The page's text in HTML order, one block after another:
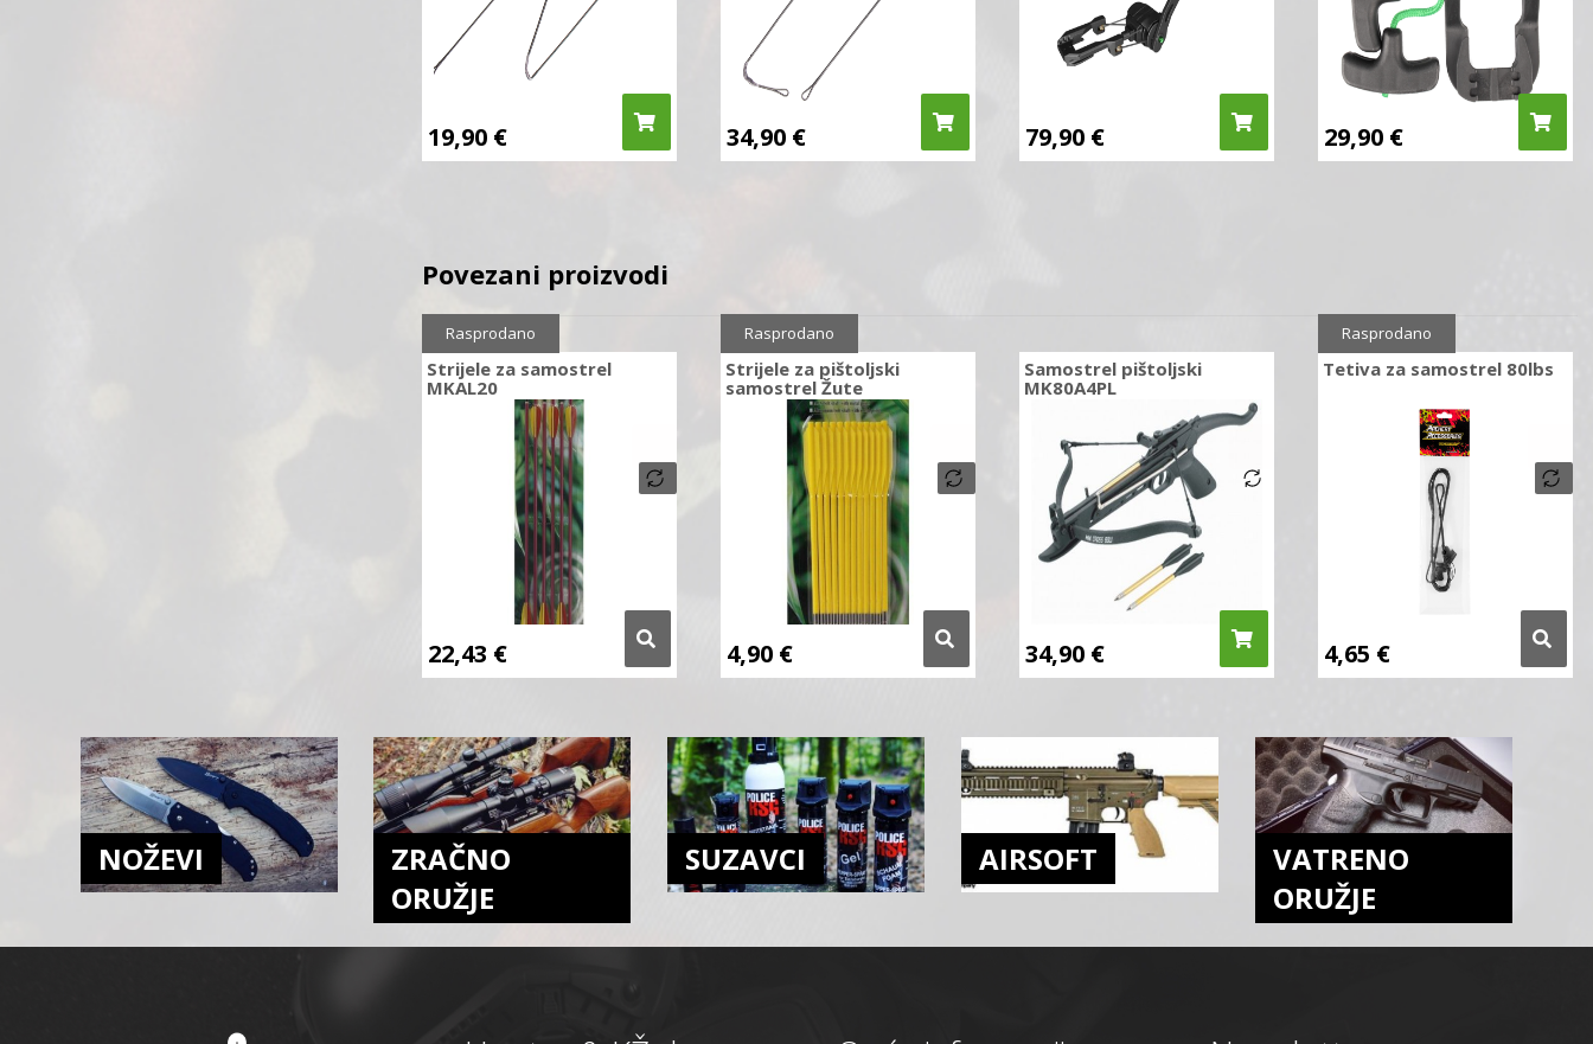
19,90 € 34,90 € 79,90 € 29,90 €
Povezani proizvodi
Strijele za samostrel
MKAL20
22,43 €
Rasprodano
Strijele za pištoljski
samostrel Žute
4,90 €
Rasprodano
Samostrel pištoljski
MK80A4PL
34,90 €
Tetiva za samostrel 80lbs
4,65 €
Rasprodano
NOŽEVI
ZRAČNO
ORUŽJE
SUZAVCI AIRSOFT
VATRENO
ORUŽJE